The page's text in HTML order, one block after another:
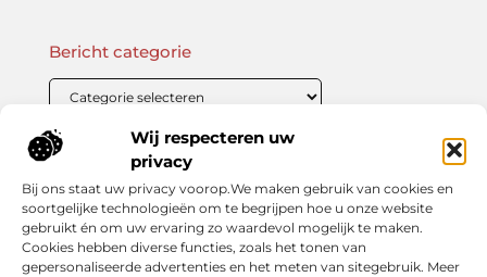
Wij respecteren uw
privacy
Bij ons staat uw privacy voorop.We maken gebruik van cookies en
soortgelijke technologieën om te begrijpen hoe u onze website
gebruikt én om uw ervaring zo waardevol mogelijk te maken.
Cookies hebben diverse functies, zoals het tonen van
gepersonaliseerde advertenties en het meten van sitegebruik. Meer
Onze informatie
Bericht categorie